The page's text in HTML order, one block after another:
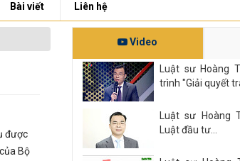
Bài viết Liên hệ
được
Bộ
Video
Luật sư Hoàng
trình "Giải quyết
Luật sư Hoàng
Luật đầu tư...